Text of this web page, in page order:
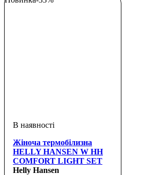
Жіноча термобілизна
HELLY HANSEN W HH
COMFORT LIGHT SET
Helly Hansen